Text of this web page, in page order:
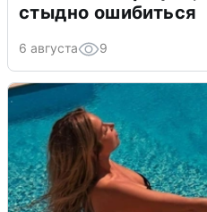
стыдно ошибиться
6 августа 9